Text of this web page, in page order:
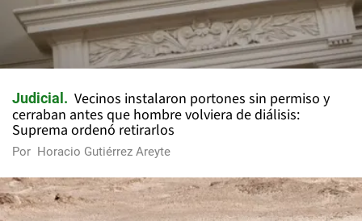
Judicial
Vecinos instalaron portones sin permiso y
cerraban antes que hombre volviera de diálisis:
Suprema ordenó retirarlos
Por Horacio Gutiérrez Areyte